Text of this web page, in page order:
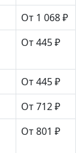
От 1 068 ₽
От 445 ₽
От 445 ₽
От 712 ₽
От 801 ₽